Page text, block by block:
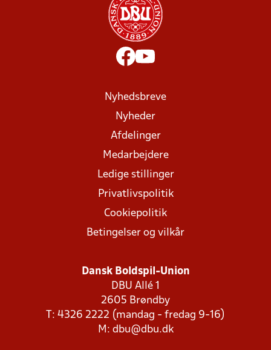
Nyhedsbreve
Nyheder
Afdelinger
Medarbejdere
Ledige stillinger
Privatlivspolitik
Cookiepolitik
Betingelser og vilkår
Dansk Boldspil-Union
DBU Allé 1
2605 Brøndby
T: 4326 2222 (mandag - fredag 9-16)
M: dbu@dbu.dk